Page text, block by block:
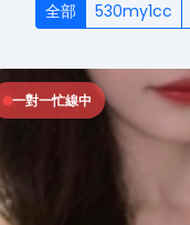
全部 530my1cc
一對一忙線中